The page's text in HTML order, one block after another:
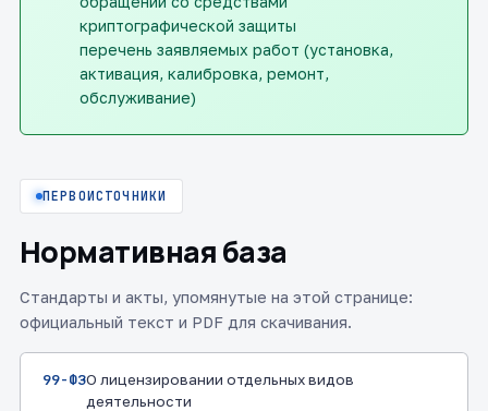
криптографической защиты
перечень заявляемых работ (установка,
активация, калибровка, ремонт,
обслуживание)
ПЕРВОИСТОЧНИКИ
Нормативная база
Стандарты и акты, упомянутые на этой странице:
официальный текст и PDF для скачивания.
99-ФЗО лицензировании отдельных видов
деятельности